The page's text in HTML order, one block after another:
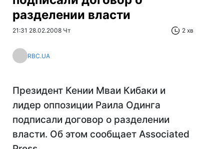
разделении власти
21:31 28.02.2008 Чт 2 хв
RBC.UA
Президент Кении Мваи Кибаки и
лидер оппозиции Раила Одинга
подписали договор о разделении
власти. Об этом сообщает Associated